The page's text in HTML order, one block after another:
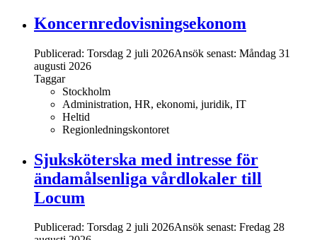
Koncernredovisningsekonom
Publicerad: Torsdag 2 juli 2026Ansök senast: Måndag 31
augusti 2026
Taggar
Stockholm
Administration, HR, ekonomi, juridik, IT
Heltid
Regionledningskontoret
Sjuksköterska med intresse för
ändamålsenliga vårdlokaler till
Locum
Publicerad: Torsdag 2 juli 2026Ansök senast: Fredag 28